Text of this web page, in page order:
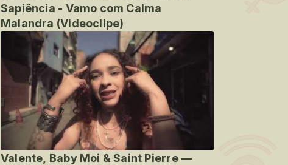
Sapiência - Vamo com Calma
Malandra (Videoclipe)
Valente, Baby Moi & Saint Pierre —